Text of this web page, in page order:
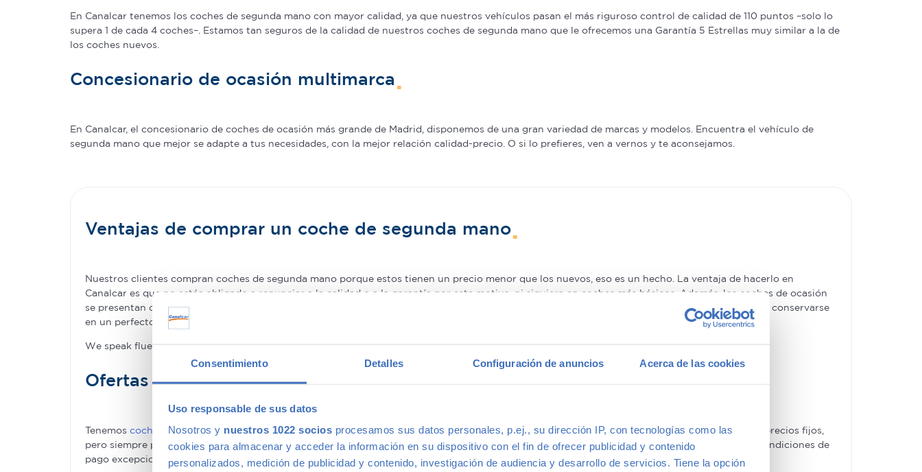
Consentimiento Detalles Configuración de anuncios Acerca de las cookies
Uso responsable de sus datos
Nosotros y nuestros 1022 socios procesamos sus datos personales, p.ej., su dirección IP, con tecnologías como las
cookies para almacenar y acceder la información en su dispositivo con el fin de ofrecer publicidad y contenido
personalizados, medición de publicidad y contenido, investigación de audiencia y desarrollo de servicios. Tiene la opción
En Canalcar tenemos los coches de segunda mano con mayor calidad, ya que nuestros vehículos pasan el más riguroso control de calidad de 110 puntos –solo lo
supera 1 de cada 4 coches–. Estamos tan seguros de la calidad de nuestros coches de segunda mano que le ofrecemos una Garantía 5 Estrellas muy similar a la de
los coches nuevos.
Concesionario de ocasión multimarca
En Canalcar, el concesionario de coches de ocasión más grande de Madrid, disponemos de una gran variedad de marcas y modelos. Encuentra el vehículo de
segunda mano que mejor se adapte a tus necesidades, con la mejor relación calidad-precio. O si lo prefieres, ven a vernos y te aconsejamos.
Ventajas de comprar un coche de segunda mano
Nuestros clientes compran coches de segunda mano porque estos tienen un precio menor que los nuevos, eso es un hecho. La ventaja de hacerlo en
Canalcar es que no estás obligado a renunciar a la calidad o a la garantía por este motivo, ni siquiera en coches más básicos. Además, los coches de ocasión
se presentan como una oportunidad única para adquirir gama Premium, ya que la calidad de fabricación de este tipo de
coches usados
los hace conservarse
en un perfecto estado –permitiéndote la compra de un coche prácticamente nuevo a un precio mucho menor–.
We speak fluently english!. Buy
Ofertas en coches de segunda mano
Tenemos coches con descuentosde hasta 6.000€ en gama Premium y 1.000€ en gama media. Todos nuestros coches de segunda mano tienen precios fijos,
pero siempre podrás encontrar descuentos de los que beneficiarte. Ven a vernos y pregúntanos por nuestras ofertas, las acompañaremos de condiciones de
pago excepcionales, adaptándonos a tus necesidades. Además, aceptamos tu coche a cambio.